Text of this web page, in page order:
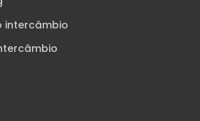
intercâmbio